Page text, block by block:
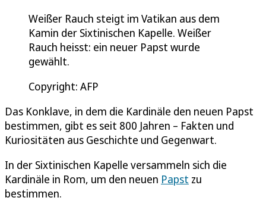
Weißer Rauch steigt im Vatikan aus dem
Kamin der Sixtinischen Kapelle. Weißer
Rauch heisst: ein neuer Papst wurde
gewählt.
Copyright: AFP
Das Konklave, in dem die Kardinäle den neuen Papst
bestimmen, gibt es seit 800 Jahren – Fakten und
Kuriositäten aus Geschichte und Gegenwart.
In der Sixtinischen Kapelle versammeln sich die
Kardinäle in Rom, um den neuen Papst zu
bestimmen.